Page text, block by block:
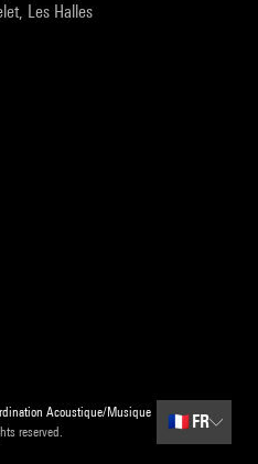
Les Halles
Acoustique/Musique
reserved.
🇫🇷 FR